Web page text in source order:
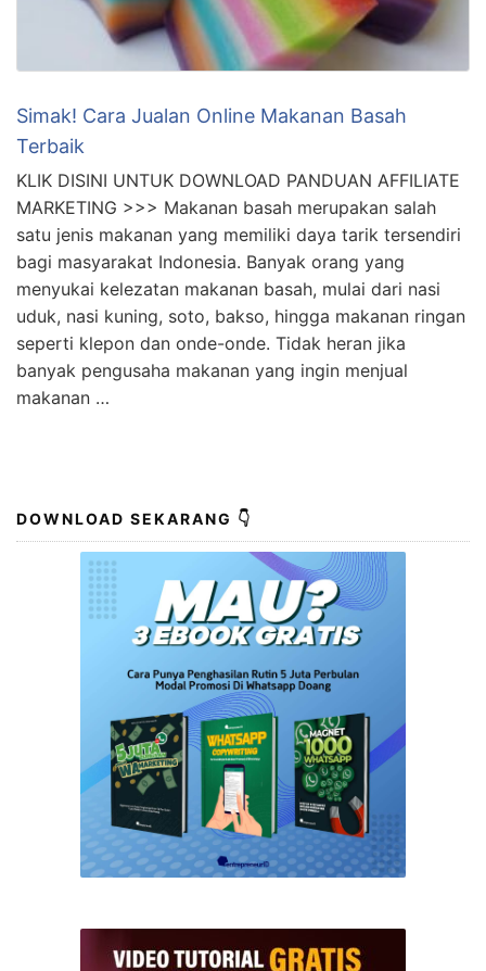
Simak! Cara Jualan Online Makanan Basah
Terbaik
KLIK DISINI UNTUK DOWNLOAD PANDUAN AFFILIATE
MARKETING >>> Makanan basah merupakan salah
satu jenis makanan yang memiliki daya tarik tersendiri
bagi masyarakat Indonesia. Banyak orang yang
menyukai kelezatan makanan basah, mulai dari nasi
uduk, nasi kuning, soto, bakso, hingga makanan ringan
seperti klepon dan onde-onde. Tidak heran jika
banyak pengusaha makanan yang ingin menjual
makanan …
DOWNLOAD SEKARANG 👇